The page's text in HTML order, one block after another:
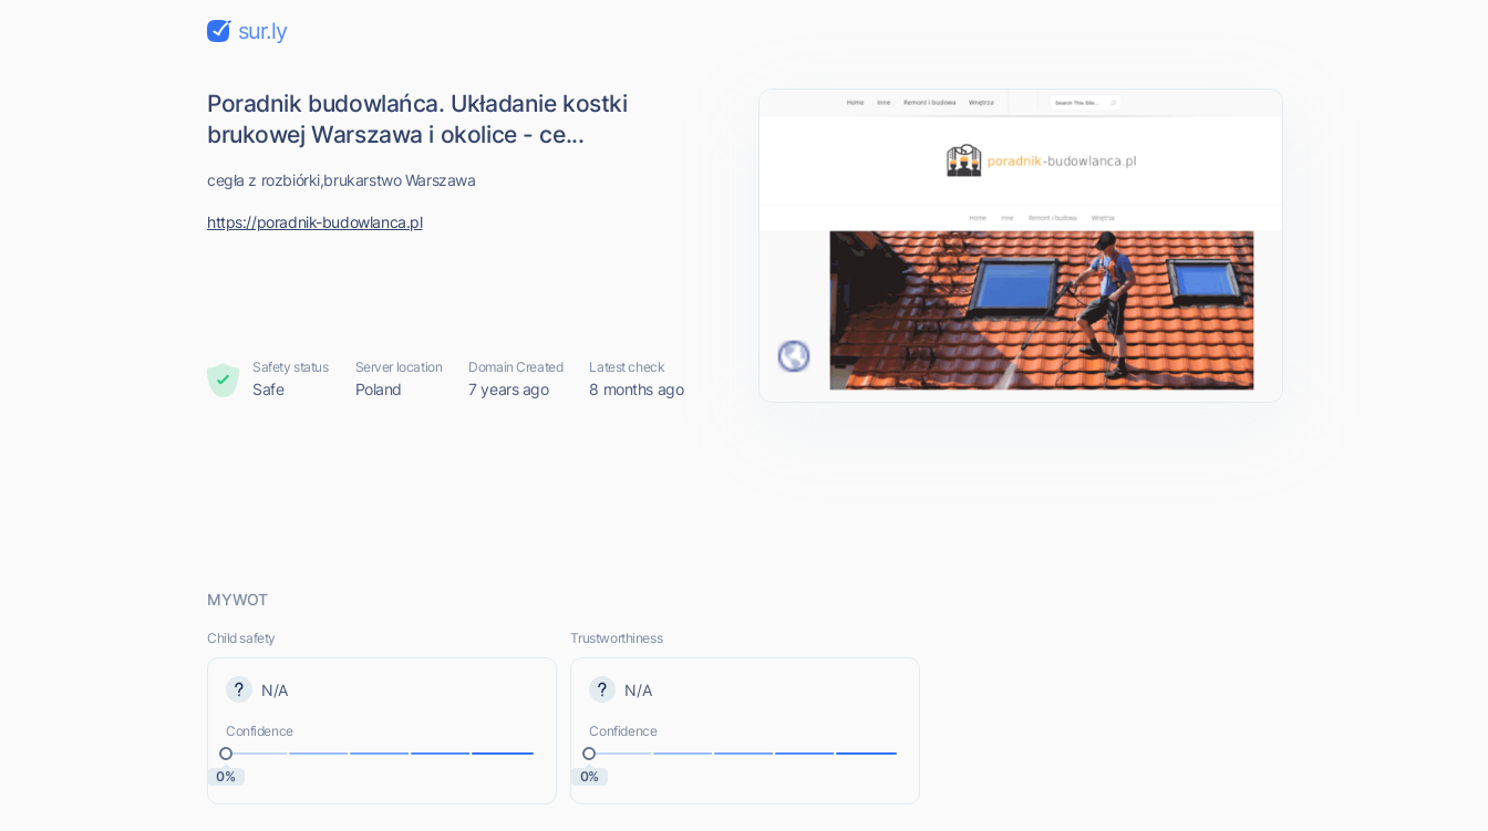
sur.ly
Poradnik budowlańca. Układanie kostki
brukowej Warszawa i okolice - ce...
cegła z rozbiórki,brukarstwo Warszawa
https://poradnik-budowlanca.pl
Safety status
Safe
Server location
Poland
Domain Created
7 years ago
Latest check
8 months ago
MYWOT
Child safety
N/A
Confidence
0%
Trustworthiness
N/A
Confidence
0%